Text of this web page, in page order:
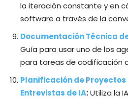
la iteración constante y en
software a través de la
Documentación Técnica
Guía para usar uno de los
para tareas de codificación
Planificación de
Entrevistas de IA:Utiliza la